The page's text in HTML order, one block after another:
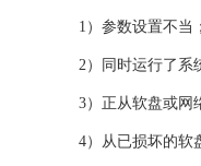
1）参数设置不当；
2）同时运行了系
3）正从软盘或网
4）从已损坏的软